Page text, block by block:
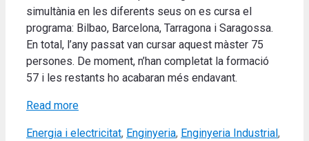
simultània en les diferents seus on es cursa el
programa: Bilbao, Barcelona, Tarragona i Saragossa.
En total, l’any passat van cursar aquest màster 75
persones. De moment, n’han completat la formació
57 i les restants ho acabaran més endavant.
Read more
Categories
Energia i electricitat, Enginyeria, Enginyeria Industrial,